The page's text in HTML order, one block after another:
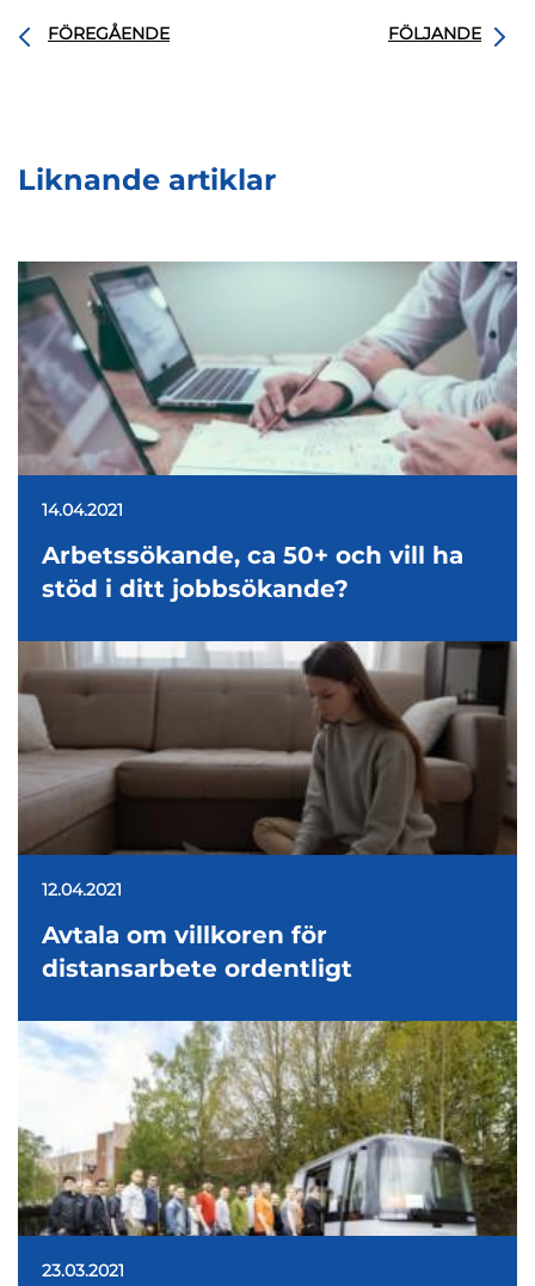
FÖREGÅENDE FÖLJANDE
Liknande artiklar
14.04.2021
Arbetssökande, ca 50+ och vill ha
stöd i ditt jobbsökande?
12.04.2021
Avtala om villkoren för
distansarbete ordentligt
23.03.2021